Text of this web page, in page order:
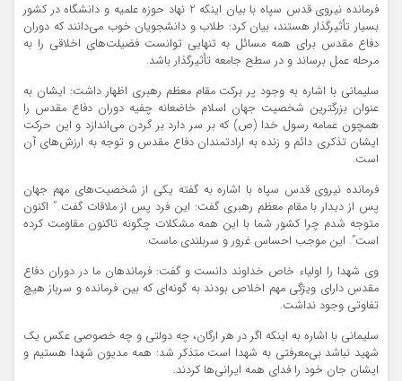
فرمانده نیروی قدس سپاه با بیان اینکه 2 نهاد حوزه علمیه و دانشگاه در کشور
بسیار تأثیرگذار هستند، بیان کرد: طلاب و دانشجویان خوب می‌دانند که دوران
دفاع مقدس برای همه مسائل به تنهایی توانست فضیلت‌های اخلاقی را به
مرحله عمل برساند و در سطح جامعه تأثیرگذار باشد.
سلیمانی با اشاره به وجود پر برکت مقام معظم رهبری اظهار داشت: ایشان به
عنوان بزرگترین شخصیت جهان اسلام خاضعانه چفیه دوران دفاع مقدس را
همچون عمامه رسول خدا (ص) که بر سر دارد بر گردن می‌اندازد و این حرکت
ایشان تذکری دائم و زنده به ارادتمندان دفاع مقدس و توجه به ارزش‌های آن
است.
فرمانده نیروی قدس سپاه با اشاره به گفته یکی از شخصیت‌های مهم جهان
پس از دیدار با مقام معظم رهبری گفت: این فرد پس از ملاقات گفت ” اکنون
متوجه شدم چرا کشور شما با این همه مشکلات چگونه تاکنون مقاومت کرده
است”. این موجب احساس غرور و سربلندی ماست.
وی شهدا را اولیاء خاص خداوند دانست و گفت: فرماندهان ما در دوران دفاع
مقدس دارای ویژگی مهم اخلاص بودند به گونه‌ای که بین فرمانده و سرباز هیچ
تفاوتی وجود نداشت.
سلیمانی با اشاره به اینکه اگر در هر ارگان، چه دولتی و چه خصوصی عکس یک
شهید نباشد بی‌معرفتی به شهدا است متذکر شد: همه مدیون شهدا هستیم و
ایشان جان خود را فدای همه ایرانی‌ها کردند.